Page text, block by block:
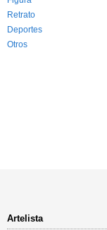
Retrato
Deportes
Otros
Artelista